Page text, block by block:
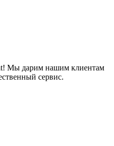
Мы дарим нашим клиентам
сервис.